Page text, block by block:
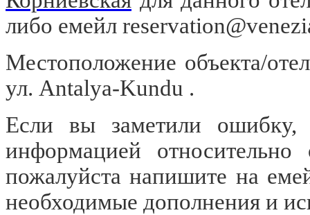
либо емейл
Местоположение объекта/
ул. Antalya-Kundu .
Если вы заметили ошибку,
информацией
пожалуйста напишите на
необходимые дополнения и